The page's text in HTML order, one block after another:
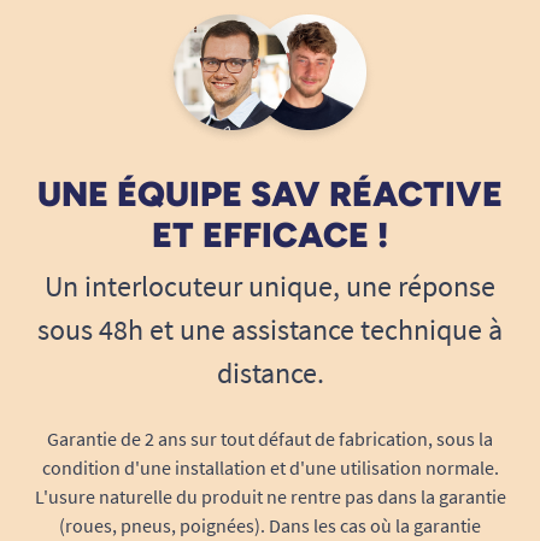
UNE ÉQUIPE SAV RÉACTIVE
ET EFFICACE !
Un interlocuteur unique, une réponse
sous 48h et une assistance technique à
distance.
Garantie de 2 ans sur tout défaut de fabrication, sous la
condition d'une installation et d'une utilisation normale.
L'usure naturelle du produit ne rentre pas dans la garantie
(roues, pneus, poignées). Dans les cas où la garantie